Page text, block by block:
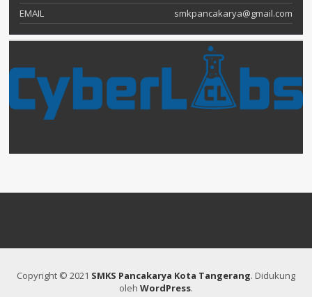
EMAIL
smkpancakarya@gmail.com
Copyright © 2021 SMKS Pancakarya Kota Tangerang. Didukung
oleh WordPress.